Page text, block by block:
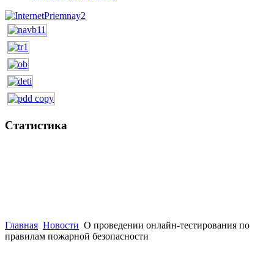
Статистика
Главная Новости О проведении онлайн-тестирования по
правилам пожарной безопасности